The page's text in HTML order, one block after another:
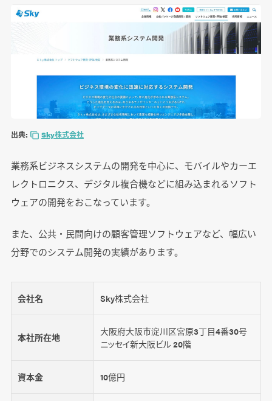
出典: Sky株式会社
業務系ビジネスシステムの開発を中心に、モバイルやカーエ
レクトロニクス、デジタル複合機などに組み込まれるソフト
ウェアの開発をおこなっています。
また、公共・民間向けの顧客管理ソフトウェアなど、幅広い
分野でのシステム開発の実績があります。
会社名 Sky株式会社
本社所在地
大阪府大阪市淀川区宮原3丁目4番30号
ニッセイ新大阪ビル 20階
資本金 10億円